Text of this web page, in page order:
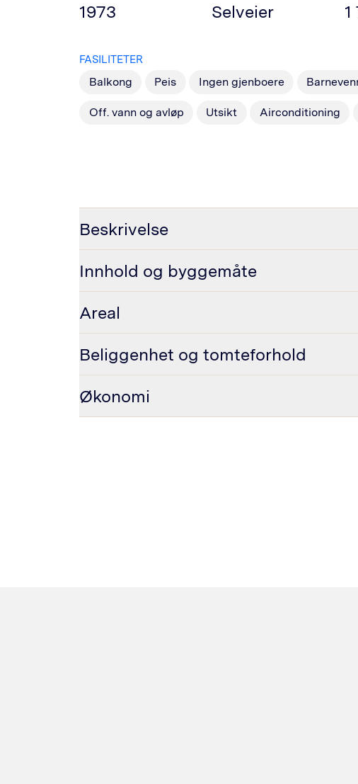
1973 Selveier 1
FASILITETER
Balkong Peis Ingen gjenboere
Off. vann og avløp Utsikt Airconditioning
Beskrivelse
Innhold og byggemåte
Areal
Beliggenhet og tomteforhold
Økonomi